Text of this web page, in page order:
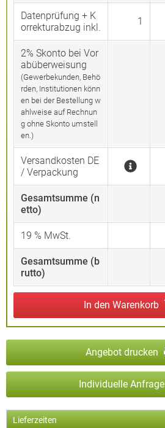
Datenprüfung + K
orrekturabzug inkl.
1
2% Skonto bei Vor
abüberweisung
(Gewerbekunden, Behö
rden, Institutionen könn
en bei der Bestellung w
ahlweise auf Rechnun
g ohne Skonto umstell
en.)
Versandkosten DE
/ Verpackung
Gesamtsumme (n
etto)
19 % MwSt.
Gesamtsumme (b
rutto)
In den Warenkorb
Angebot drucken
Individuelle Anfrage
Lieferzeiten